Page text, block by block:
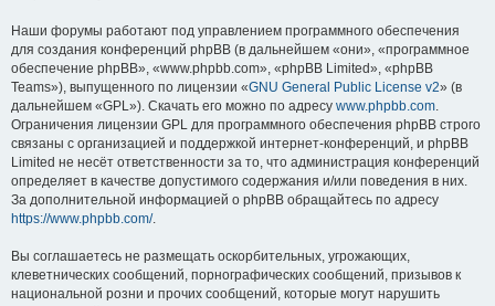
Наши форумы работают под управлением программного обеспечения
для создания конференций phpBB (в дальнейшем «они», «программное
обеспечение phpBB», «www.phpbb.com», «phpBB Limited», «phpBB
Teams»), выпущенного по лицензии «GNU General Public License v2» (в
дальнейшем «GPL»). Скачать его можно по адресу www.phpbb.com.
Ограничения лицензии GPL для программного обеспечения phpBB строго
связаны с организацией и поддержкой интернет-конференций, и phpBB
Limited не несёт ответственности за то, что администрация конференций
определяет в качестве допустимого содержания и/или поведения в них.
За дополнительной информацией о phpBB обращайтесь по адресу
https://www.phpbb.com/.
Вы соглашаетесь не размещать оскорбительных, угрожающих,
клеветнических сообщений, порнографических сообщений, призывов к
национальной розни и прочих сообщений, которые могут нарушить